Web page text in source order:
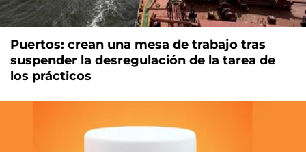
Puertos: crean una mesa de trabajo tras
suspender la desregulación de la tarea de
los prácticos